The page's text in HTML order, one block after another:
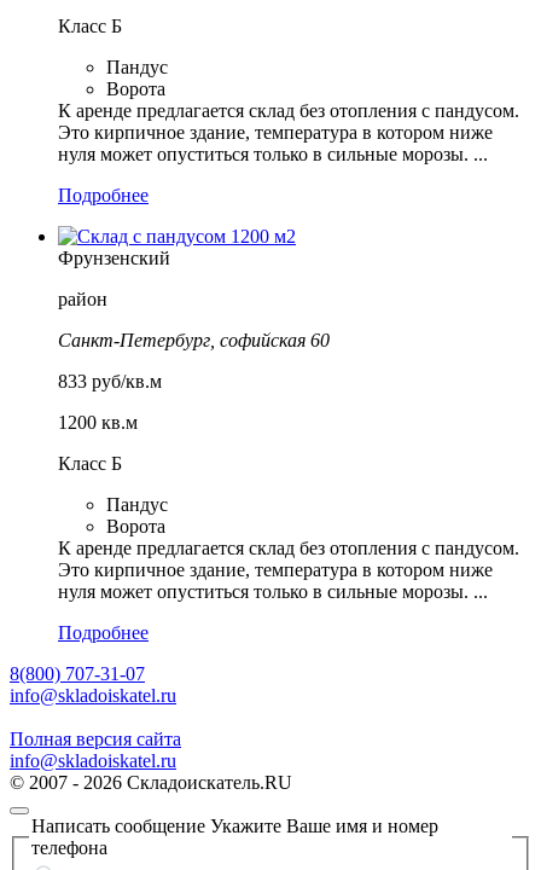
Класс Б
Пандус
Ворота
К аренде предлагается склад без отопления с пандусом.
Это кирпичное здание, температура в котором ниже
нуля может опуститься только в сильные морозы. ...
Подробнее
Фрунзенский
район
Санкт-Петербург, софийская 60
833 руб/кв.м
1200 кв.м
Класс Б
Пандус
Ворота
К аренде предлагается склад без отопления с пандусом.
Это кирпичное здание, температура в котором ниже
нуля может опуститься только в сильные морозы. ...
Подробнее
8(800) 707-31-07
info@skladoiskatel.ru
Полная версия сайта
info@skladoiskatel.ru
© 2007 - 2026 Складоискатель.RU
Написать сообщение Укажите Ваше имя и номер
телефона